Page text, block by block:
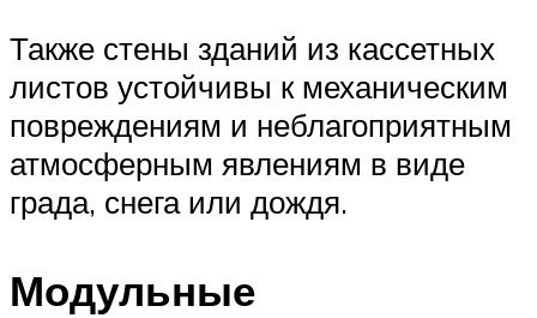
Также стены зданий из кассетных
листов устойчивы к механическим
повреждениям и неблагоприятным
атмосферным явлениям в виде
града, снега или дождя.
Модульные